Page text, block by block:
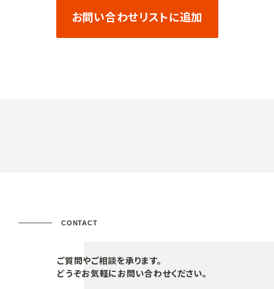
お問い合わせリストに追加
CONTACT
ご質問やご相談を承ります。
どうぞお気軽にお問い合わせください。